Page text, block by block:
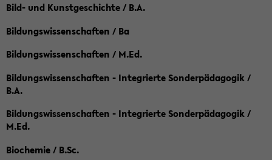
Bild- und Kunstgeschichte / B.A.
Bildungswissenschaften / Ba
Bildungswissenschaften / M.Ed.
Bildungswissenschaften - Integrierte Sonderpädagogik /
B.A.
Bildungswissenschaften - Integrierte Sonderpädagogik /
M.Ed.
Biochemie / B.Sc.